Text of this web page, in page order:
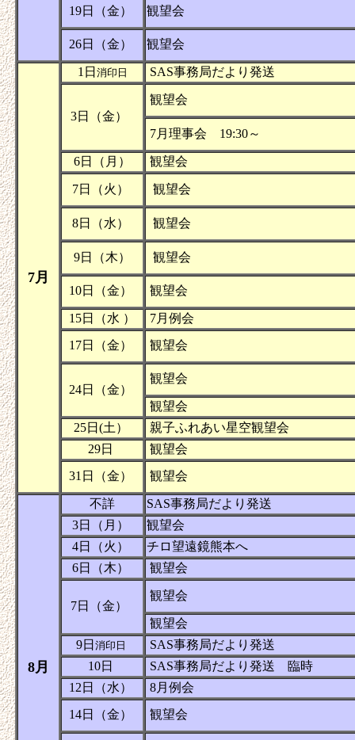
19日（金） 観望会
26日（金） 観望会
7月
1日 消印日 SAS事務局だより発送
3日（金）
観望会
7月理事会 19:30～
6日（月） 観望会
7日（火） 観望会
8日（水） 観望会
9日（木） 観望会
10日（金） 観望会
15日（水 ）
7月例会
17日（金）
観望会
24日（金）
観望会
観望会
25日(土）
親子ふれあい星空観望会
29日
観望会
31日（金）
観望会
8月
不詳
SAS事務局だより発送
3日（月）
観望会
4日（火）
チロ望遠鏡熊本へ
6日（木）
観望会
7日（金）
観望会
観望会
9日 消印日
SAS事務局だより発送
10日
SAS事務局だより発送 臨時
12日（水）
8月例会
14日（金）
観望会